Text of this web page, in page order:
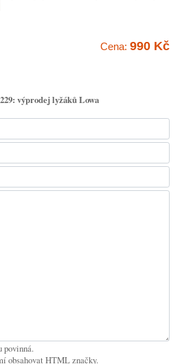
Cena: 990 Kč
výprodej lyžáků Lowa
povinná.
obsahovat HTML značky.